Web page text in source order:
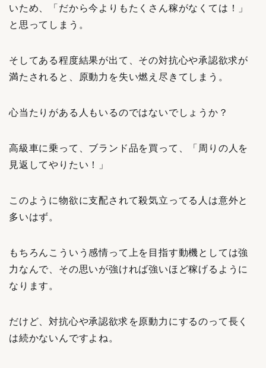
いため、「だから今よりもたくさん稼がなくては！」
と思ってしまう。
そしてある程度結果が出て、その対抗心や承認欲求が
満たされると、原動力を失い燃え尽きてしまう。
心当たりがある人もいるのではないでしょうか？
高級車に乗って、ブランド品を買って、「周りの人を
見返してやりたい！」
このように物欲に支配されて殺気立ってる人は意外と
多いはず。
もちろんこういう感情って上を目指す動機としては強
力なんで、その思いが強ければ強いほど稼げるように
なります。
だけど、対抗心や承認欲求を原動力にするのって長く
は続かないんですよね。